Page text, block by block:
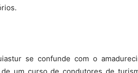
se confunde com o